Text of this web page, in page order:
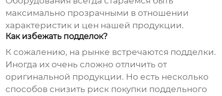
максимально прозрачными в отношении
характеристик и цен нашей продукции.
Как избежать подделок?
К сожалению, на рынке встречаются подделки.
Иногда их очень сложно отличить от
оригинальной продукции. Но есть несколько
способов снизить риск покупки поддельного